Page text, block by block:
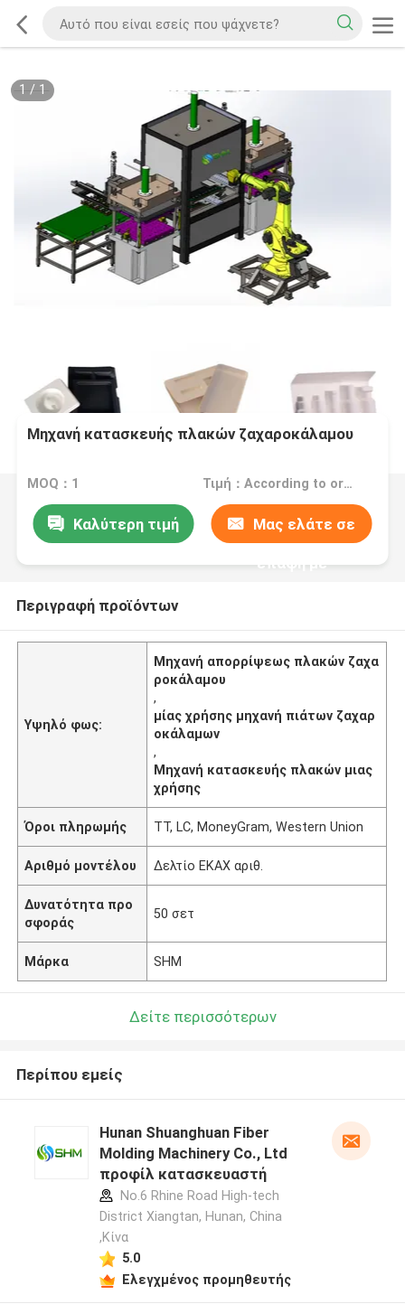
1 / 1
Μηχανή κατασκευής πλακών ζαχαροκάλαμου
MOQ：1 Τιμή：According to order
Καλύτερη τιμή Μας ελάτε σε
επαφή με
Περιγραφή προϊόντων
Υψηλό φως:
Μηχανή απορρίψεως πλακών ζαχα
ροκάλαμου
,
μίας χρήσης μηχανή πιάτων ζαχαρ
οκάλαμων
,
Μηχανή κατασκευής πλακών μιας
χρήσης
Όροι πληρωμής TT, LC, MoneyGram, Western Union
Αριθμό μοντέλου Δελτίο ΕΚΑΧ αριθ.
Δυνατότητα προ
σφοράς
50 σετ
Μάρκα SHM
Δείτε περισσότερων
Περίπου εμείς
Hunan Shuanghuan Fiber
Molding Machinery Co., Ltd
προφίλ κατασκευαστή
No.6 Rhine Road High-tech
District Xiangtan, Hunan, China
,Κίνα
5.0
Ελεγχμένος προμηθευτής